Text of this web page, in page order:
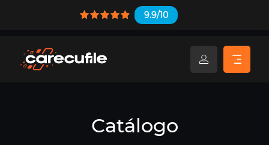
9.9/10
Catálogo